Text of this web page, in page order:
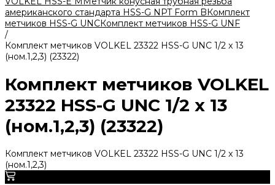
американского стандарта HSS-G NPT Form BКомплект
метчиков HSS-G UNCКомплект метчиков HSS-G UNF
/
Комплект метчиков VOLKEL 23322 HSS-G UNC 1/2 x 13
(ном.1,2,3) (23322)
Комплект метчиков VOLKEL
23322 HSS-G UNC 1/2 x 13
(ном.1,2,3) (23322)
Комплект метчиков VOLKEL 23322 HSS-G UNC 1/2 x 13
(ном.1,2,3)